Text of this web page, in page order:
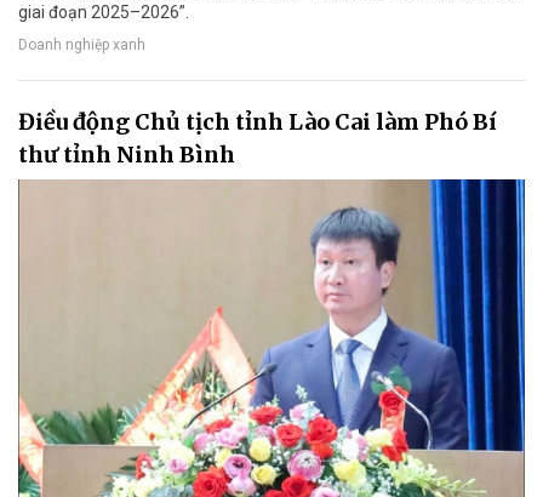
giai đoạn 2025–2026”.
Doanh nghiệp xanh
Điều động Chủ tịch tỉnh Lào Cai làm Phó Bí
thư tỉnh Ninh Bình